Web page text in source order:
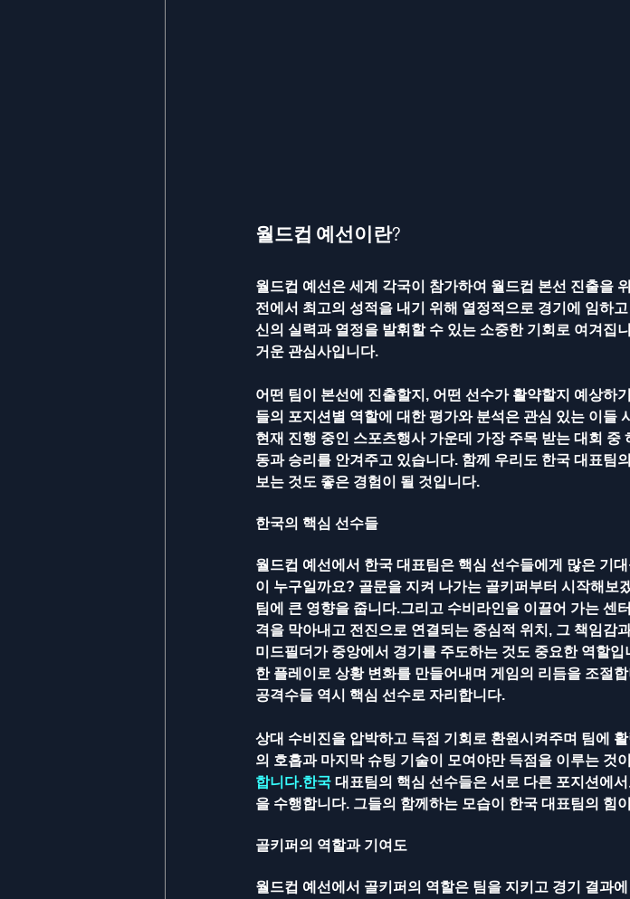
월드컵 예선이란?
월드컵 예선은 세계 각국이 참가하여 월드컵 본선 진출을
전에서 최고의 성적을 내기 위해 열정적으로 경기에 임하
신의 실력과 열정을 발휘할 수 있는 소중한 기회로 여겨집
거운 관심사입니다.
어떤 팀이 본선에 진출할지, 어떤 선수가 활약할지 예상하
들의 포지션별 역할에 대한 평가와 분석은 관심 있는 이들
현재 진행 중인 스포츠행사 가운데 가장 주목 받는 대회
동과 승리를 안겨주고 있습니다. 함께 우리도 한국 대표팀
보는 것도 좋은 경험이 될 것입니다.
한국의 핵심 선수들
월드컵 예선에서 한국 대표팀은 핵심 선수들에게 많은 기
이 누구일까요? 골문을 지켜 나가는 골키퍼부터 시작해보
팀에 큰 영향을 줍니다.그리고 수비라인을 이끌어 가는 센
격을 막아내고 전진으로 연결되는 중심적 위치, 그 책임감
미드필더가 중앙에서 경기를 주도하는 것도 중요한 역할
한 플레이로 상황 변화를 만들어내며 게임의 리듬을 조절
공격수들 역시 핵심 선수로 자리합니다.
상대 수비진을 압박하고 득점 기회로 환원시켜주며 팀에
의 호흡과 마지막 슈팅 기술이 모여야만 득점을 이루는 것
합니다.한국 대표팀의 핵심 선수들은 서로 다른 포지션에
을 수행합니다. 그들의 함께하는 모습이 한국 대표팀의 힘
골키퍼의 역할과 기여도
월드컵 예선에서 골키퍼의 역할은 팀을 지키고 경기 결과